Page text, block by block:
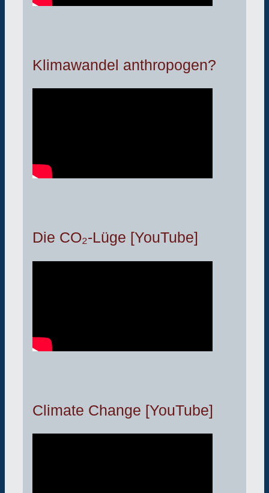
Klimawandel anthropogen?
Die CO₂-Lüge [YouTube]
Climate Change [YouTube]